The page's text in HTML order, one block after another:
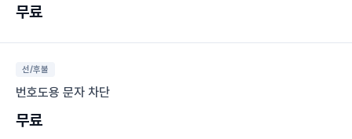
무료
선/후불
번호도용 문자 차단
무료